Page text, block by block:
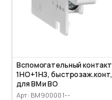
Вспомогательный контакт
1НО+1НЗ, быстрозаж.конт,
для ВМ и ВО
Арт: BM900001--